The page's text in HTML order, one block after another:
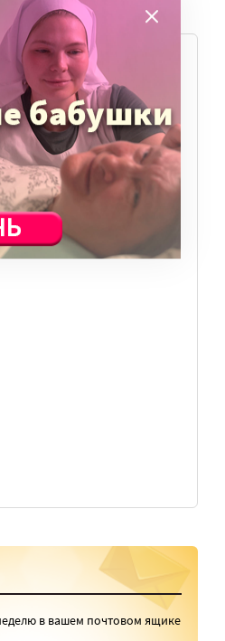
в вашем почтовом ящике